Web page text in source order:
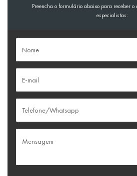
Preencha o formulário abaixo para receber o
especialistas: